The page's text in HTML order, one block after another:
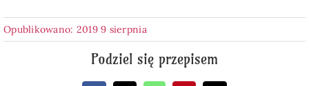
Opublikowano: 2019 9 sierpnia
Podziel się przepisem